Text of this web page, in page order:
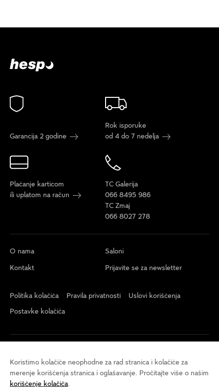
Koristimo kolačiće neophodne za rad stranica i kolačiće za
merenje korišćenja stranica i oglašavanje. Pročitajte više o našim
korišćenje kolačića.
Garancija 2 godine
Rok isporuke
od 4 do 7 nedelja
Plaćanje karticom
ili uplatom na račun
TC Galerija
066 8495 986
TC Zmaj
066 8027 278
O nama
Saloni
Kontakt
Prijavite se za newsletter
Politika kolačića Pravila privatnosti
Uslovi korišćenja
Postavke kolačića